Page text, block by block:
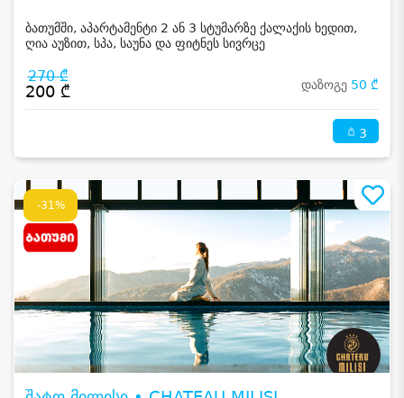
ბათუმში, აპარტამენტი 2 ან 3 სტუმარზე ქალაქის ხედით,
ღია აუზით, სპა, საუნა და ფიტნეს სივრცე
270 ₾
200 ₾ დაზოგე 50 ₾
3
-31%